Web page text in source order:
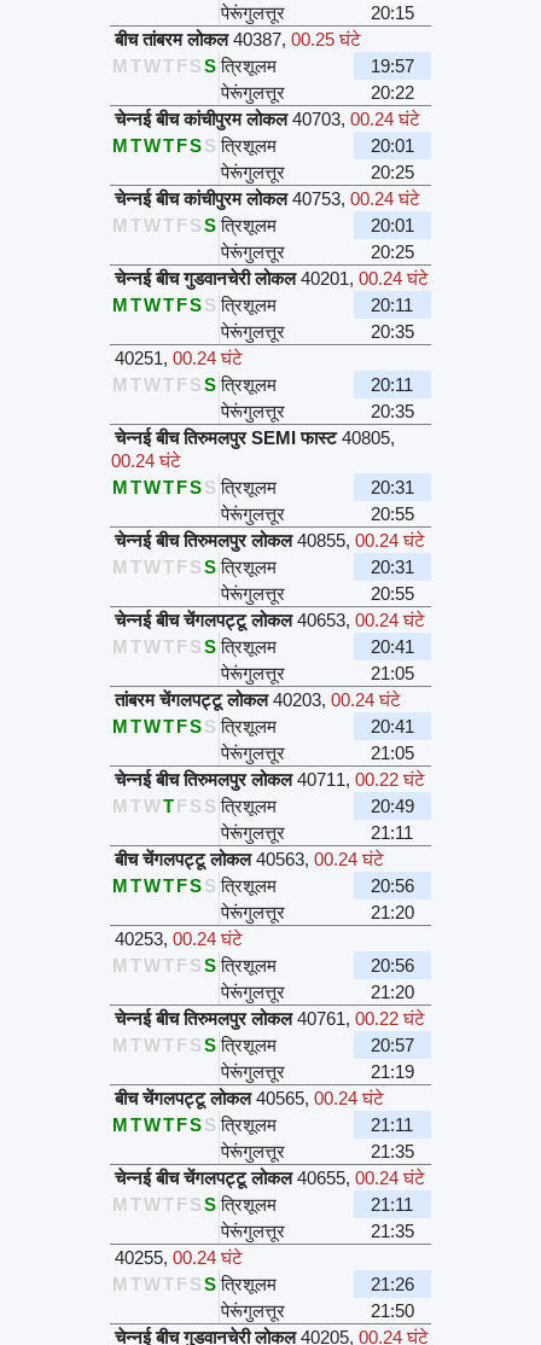
पेरूंगुलत्तूर
20:15
बीच तांबरम लोकल 40387, 00.25 घंटे
M TWTFSS त्रिशूलम
19:57
पेरूंगुलत्तूर
20:22
चेन्नई बीच कांचीपुरम लोकल 40703, 00.24 घंटे
MTWTFSS त्रिशूलम
20:01
पेरूंगुलत्तूर
20:25
चेन्नई बीच कांचीपुरम लोकल 40753, 00.24 घंटे
M TWTFSS त्रिशूलम
20:01
पेरूंगुलत्तूर
20:25
चेन्नई बीच गुडवानचेरी लोकल 40201, 00.24 घंटे
MTWTFSS त्रिशूलम
20:11
पेरूंगुलत्तूर
20:35
40251, 00.24 घंटे
M TWTFSS त्रिशूलम
20:11
पेरूंगुलत्तूर
20:35
चेन्नई बीच तिरुमलपुर SEMI फास्ट 40805,
00.24 घंटे
MTWTFSS त्रिशूलम
20:31
पेरूंगुलत्तूर
20:55
चेन्नई बीच तिरुमलपुर लोकल 40855, 00.24 घंटे
M TWTFSS त्रिशूलम
20:31
पेरूंगुलत्तूर
20:55
चेन्नई बीच चेंगलपट्टू लोकल 40653, 00.24 घंटे
M TWTFSS त्रिशूलम
20:41
पेरूंगुलत्तूर
21:05
तांबरम चेंगलपट्टू लोकल 40203, 00.24 घंटे
MTWTFSS त्रिशूलम
20:41
पेरूंगुलत्तूर
21:05
चेन्नई बीच तिरुमलपुर लोकल 40711, 00.22 घंटे
M TWTFS S त्रिशूलम
20:49
पेरूंगुलत्तूर
21:11
बीच चेंगलपट्टू लोकल 40563, 00.24 घंटे
MTWTFSS त्रिशूलम
20:56
पेरूंगुलत्तूर
21:20
40253, 00.24 घंटे
M TWTFSS त्रिशूलम
20:56
पेरूंगुलत्तूर
21:20
चेन्नई बीच तिरुमलपुर लोकल 40761, 00.22 घंटे
M TWTFSS त्रिशूलम
20:57
पेरूंगुलत्तूर
21:19
बीच चेंगलपट्टू लोकल 40565, 00.24 घंटे
MTWTFSS त्रिशूलम
21:11
पेरूंगुलत्तूर
21:35
चेन्नई बीच चेंगलपट्टू लोकल 40655, 00.24 घंटे
M TWTFSS त्रिशूलम
21:11
पेरूंगुलत्तूर
21:35
40255, 00.24 घंटे
M TWTFSS त्रिशूलम
21:26
पेरूंगुलत्तूर
21:50
चेन्नई बीच गुडवानचेरी लोकल 40205, 00.24 घंटे